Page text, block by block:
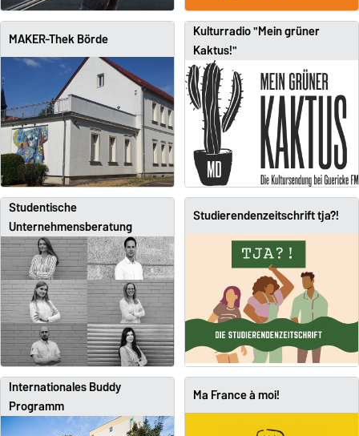
MAKER-Thek Börde
Kulturradio "Mein grüner
Kaktus!"
Studentische
Unternehmensberatung
Studierendenzeitschrift tja?!
Internationales Buddy
Programm
Ma France à moi!